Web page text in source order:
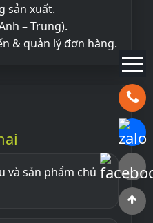
Hotline:
Chat
sản xuất.
– Trung).
& quản lý đơn hàng.
và sản phẩm chủ